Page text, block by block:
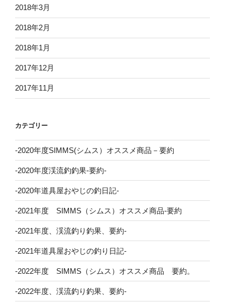
2018年3月
2018年2月
2018年1月
2017年12月
2017年11月
カテゴリー
-2020年度SIMMS(シムス）オススメ商品－要約
-2020年度渓流釣釣果-要約-
-2020年道具屋おやじの釣日記-
-2021年度 SIMMS（シムス）オススメ商品-要約
-2021年度、渓流釣り釣果、要約-
-2021年道具屋おやじの釣り日記-
-2022年度 SIMMS（シムス）オススメ商品 要約。
-2022年度、渓流釣り釣果、要約-